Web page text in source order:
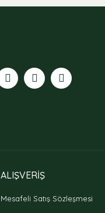
ALIŞVERİŞ
Mesafeli Satış Sözleşmesi